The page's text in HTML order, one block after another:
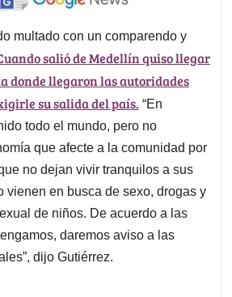
multado con un comparendo y
salió de Medellín quiso llegar
donde llegaron las autoridades
su salida del país. “En
todo el mundo, pero no
que afecte a la comunidad por
no dejan vivir tranquilos a sus
vienen en busca de sexo, drogas y
de niños. De acuerdo a las
daremos aviso a las
dijo Gutiérrez.